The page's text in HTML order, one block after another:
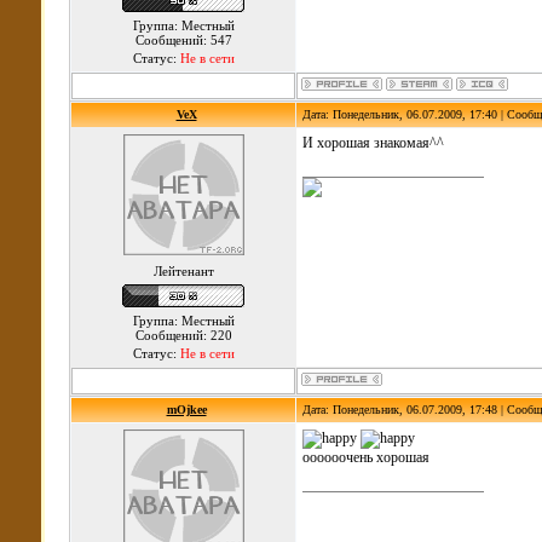
Группа: Местный
Сообщений: 547
Статус: Не в сети
VeX Дата: Понедельник, 06.07.2009, 17:40 |
Лейтенант
Группа: Местный
Сообщений: 220
Статус: Не в сети
И хорошая знакомая^^
mOjkee Дата: Понедельник, 06.07.2009, 17:48 |
оооооочень хорошая